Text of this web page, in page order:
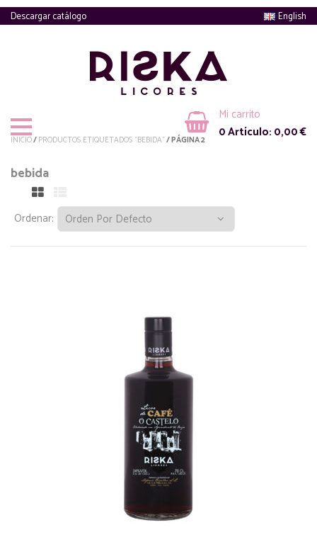
Descargar catálogo English
Mi carrito
0Artículo: 0,00€
INICIO/PRODUCTOS ETIQUETADOS “BEBIDA”/ PÁGINA 2
bebida
Ordenar: